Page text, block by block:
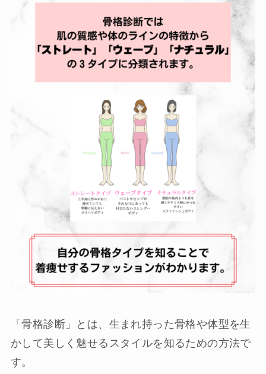
「骨格診断」とは、生まれ持った骨格や体型を生
かして美しく魅せるスタイルを知るための方法で
す。